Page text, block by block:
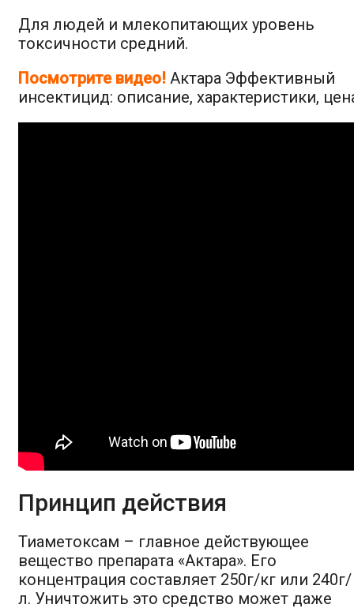
Для людей и млекопитающих уровень
токсичности средний.
Посмотрите видео! Актара Эффективный
инсектицид: описание, характеристики,
Принцип действия
Тиаметоксам – главное действующее
вещество препарата «Актара». Его
концентрация составляет 250г/кг или 240г/
л. Уничтожить это средство может даже